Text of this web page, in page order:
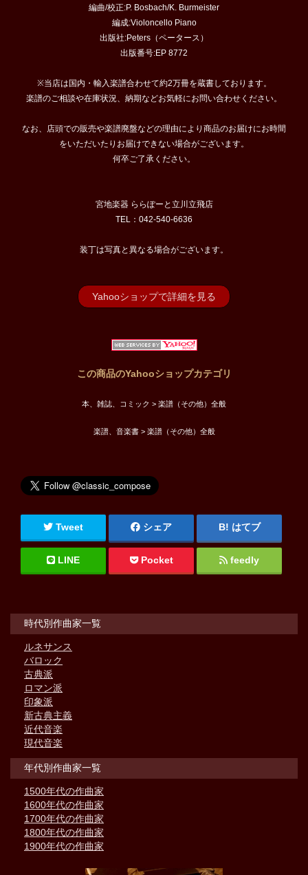
編曲/校正:P. Bosbach/K. Burmeister
編成:Violoncello Piano
出版社:Peters（ペータース）
出版番号:EP 8772
※当店は国内・輸入楽譜合わせて約2万冊を蔵書しております。
楽譜のご相談や在庫状況、納期などお気軽にお問い合わせください。
なお、店頭での販売や楽譜廃盤などの理由により商品のお届けにお時間
をいただいたりお届けできない場合がございます。
何卒ご了承ください。
宮地楽器 ららぽーと立川立飛店
TEL：042-540-6636
装丁は写真と異なる場合がございます。
Yahooショップで詳細を見る
この商品のYahooショップカテゴリ
本、雑誌、コミック > 楽譜（その他）全般
楽譜、音楽書 > 楽譜（その他）全般
Tweet シェア はてブ
LINE Pocket feedly
時代別作曲家一覧
ルネサンス
バロック
古典派
ロマン派
印象派
新古典主義
近代音楽
現代音楽
年代別作曲家一覧
1500年代の作曲家
1600年代の作曲家
1700年代の作曲家
1800年代の作曲家
1900年代の作曲家